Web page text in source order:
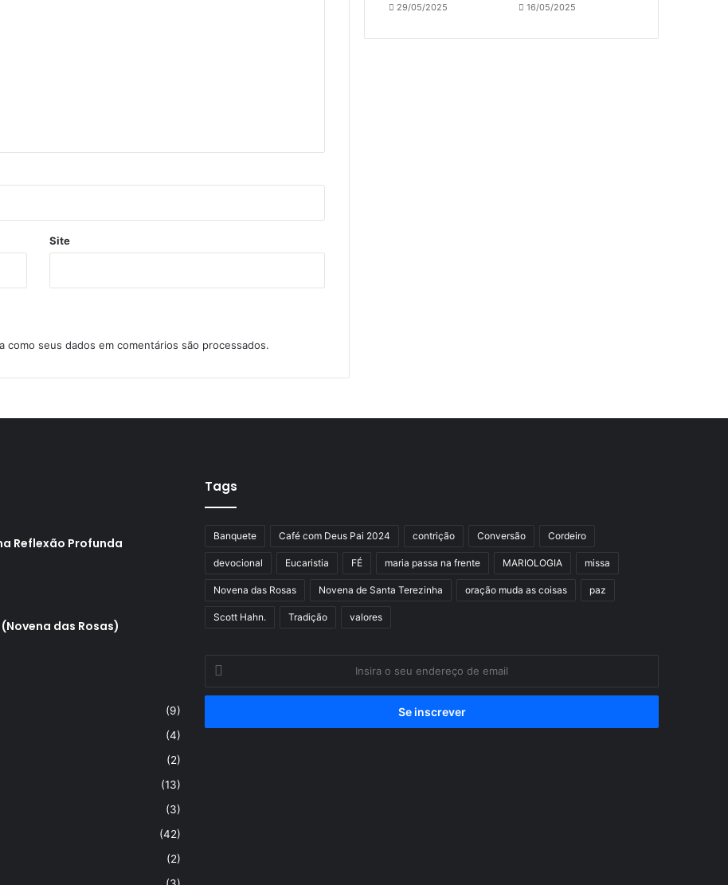
Site
como seus dados em comentários são processados.
29/05/2025 16/05/2025
Reflexão Profunda
das Rosas)
(9)
(4)
(2)
(13)
(3)
(42)
(2)
Tags
Banquete Café com Deus Pai 2024 contrição Conversão Cordeiro
devocional Eucaristia FÉ maria passa na frente MARIOLOGIA missa
Novena das Rosas Novena de Santa Terezinha oração muda as coisas paz
Scott Hahn. Tradição valores
seu
de